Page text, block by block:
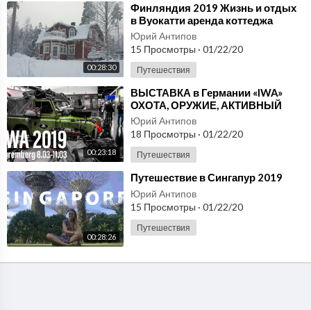
00:28:30
⁣Финляндия 2019 Жизнь и отдых
в Вуокатти аренда коттеджа
зимой лыжи
Юрий Антипов
15 Просмотры · 01/22/20
Путешествия
00:23:18
⁣ВЫСТАВКА в Германии «IWA»
ОХОТА, ОРУЖИЕ, АКТИВНЫЙ
ОТДЫХ. IWA Show 2019 Part1
Юрий Антипов
18 Просмотры · 01/22/20
Путешествия
00:28:26
⁣Путешествие в Сингапур 2019
Юрий Антипов
15 Просмотры · 01/22/20
Путешествия